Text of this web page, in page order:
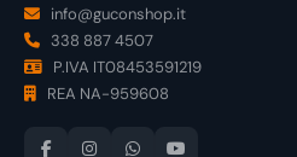
info@guconshop.it
338 887 4507
P.IVA IT08453591219
REA NA-959608